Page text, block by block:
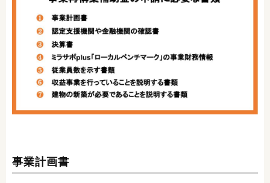
事業計画書